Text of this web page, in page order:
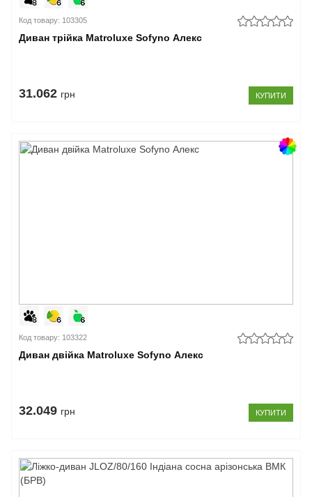
Код товару: 103305
Диван трійка Matroluxe Sofyno Алекс
31.062 грн КУПИТИ
Код товару: 103322
Диван двійка Matroluxe Sofyno Алекс
32.049 грн КУПИТИ